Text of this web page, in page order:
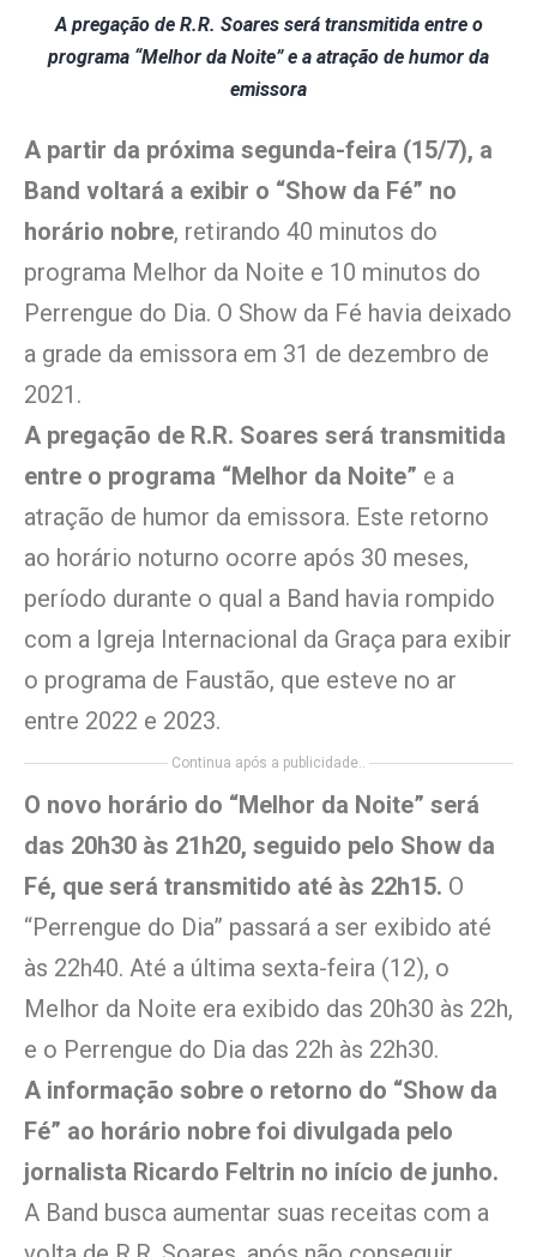
A pregação de R.R. Soares será transmitida entre o
programa “Melhor da Noite” e a atração de humor da
emissora
A partir da próxima segunda-feira (15/7), a
Band voltará a exibir o “Show da Fé” no
horário nobre, retirando 40 minutos do
programa Melhor da Noite e 10 minutos do
Perrengue do Dia. O Show da Fé havia deixado
a grade da emissora em 31 de dezembro de
2021.
A pregação de R.R. Soares será transmitida
entre o programa “Melhor da Noite” e a
atração de humor da emissora. Este retorno
ao horário noturno ocorre após 30 meses,
período durante o qual a Band havia rompido
com a Igreja Internacional da Graça para exibir
o programa de Faustão, que esteve no ar
entre 2022 e 2023.
Continua após a publicidade..
O novo horário do “Melhor da Noite” será
das 20h30 às 21h20, seguido pelo Show da
Fé, que será transmitido até às 22h15. O
“Perrengue do Dia” passará a ser exibido até
às 22h40. Até a última sexta-feira (12), o
Melhor da Noite era exibido das 20h30 às 22h,
e o Perrengue do Dia das 22h às 22h30.
A informação sobre o retorno do “Show da
Fé” ao horário nobre foi divulgada pelo
jornalista Ricardo Feltrin no início de junho.
A Band busca aumentar suas receitas com a